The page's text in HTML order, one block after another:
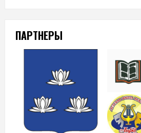
ПАРТНЕРЫ